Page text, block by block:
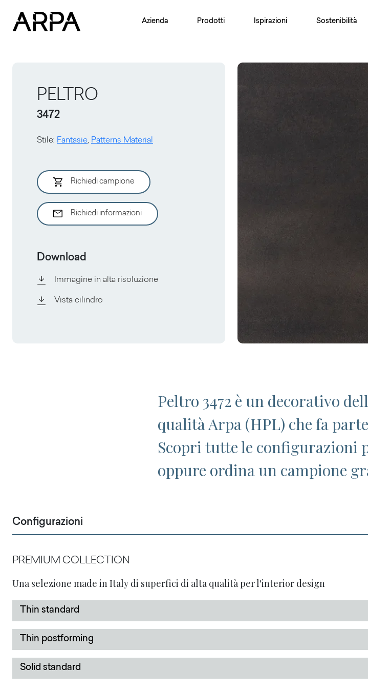
Azienda Prodotti Ispirazioni Sostenibilità
PELTRO
3472
Stile: Fantasie, Patterns Material
Richiedi campione
Richiedi informazioni
Download
Immagine in alta risoluzione
Vista cilindro
Peltro 3472 è un decorativo
qualità Arpa (HPL) che fa
Scopri tutte le configurazioni
oppure ordina un campione
Configurazioni
PREMIUM COLLECTION
Una selezione made in Italy di superfici di alta qualità per l'interior design
Thin standard
Thin postforming
Solid standard